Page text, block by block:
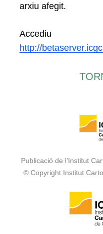
arxiu afegit.
Accediu
http://
Publicació de l’Institut
© Copyright Institut